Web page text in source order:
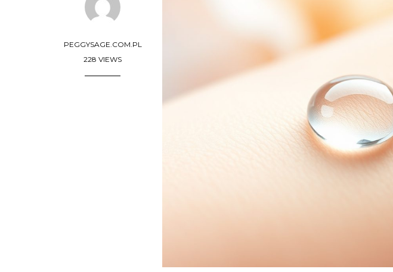
PEGGYSAGE.COM.PL
228 VIEWS